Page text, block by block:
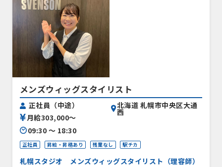
メンズウィッグスタイリスト
正社員（中途）
月給303,000〜
09:30 〜 18:30
北海道 札幌市中央区大通
西
正社員 昇給・昇格あり 残業なし 駅チカ
札幌スタジオ メンズウィッグスタイリスト（理容師）